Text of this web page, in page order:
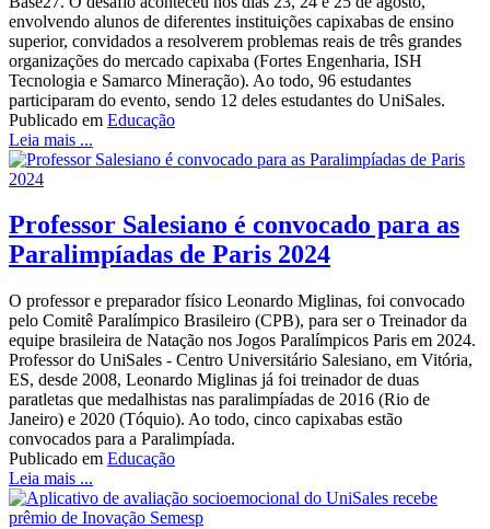
envolvendo alunos de diferentes instituições capixabas de ensino
superior, convidados a resolverem problemas reais de três grandes
organizações do mercado capixaba (Fortes Engenharia, ISH
Tecnologia e Samarco Mineração). Ao todo, 96 estudantes
participaram do evento, sendo 12 deles estudantes do UniSales.
Publicado em Educação
Leia mais ...
Professor Salesiano é convocado para as
Paralimpíadas de Paris 2024
O professor e preparador físico Leonardo Miglinas, foi convocado
pelo Comitê Paralímpico Brasileiro (CPB), para ser o Treinador da
equipe brasileira de Natação nos Jogos Paralímpicos Paris em 2024.
Professor do UniSales - Centro Universitário Salesiano, em Vitória,
ES, desde 2008, Leonardo Miglinas já foi treinador de duas
paratletas que medalhistas nas paralimpíadas de 2016 (Rio de
Janeiro) e 2020 (Tóquio). Ao todo, cinco capixabas estão
convocados para a Paralimpíada.
Publicado em Educação
Leia mais ...